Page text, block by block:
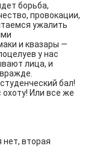
борьба,
провокации,
ужалить
и квазары —
у нас
лица, и
бал!
охоту! Или все же
вторая